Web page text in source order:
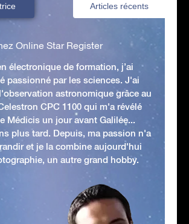
Articles récents
Online Star Register
électronique de formation, j’ai
passionné par les sciences. J'ai
astronomique grâce au
CPC 1100 qui m'a révélé
Médicis un jour avant Galilée...
plus tard. Depuis, ma passion n'a
et je la combine aujourd'hui
un autre grand hobby.